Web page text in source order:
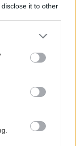
it to other
or more Google
You may click to
party tags to
in below Google